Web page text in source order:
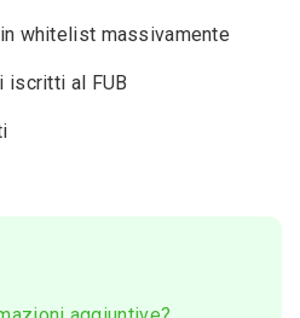
whitelist massivamente
iscritti al FUB